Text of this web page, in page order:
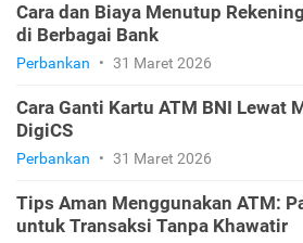
Cara dan Biaya Menutup
di Berbagai Bank
Perbankan • 31 Maret 2026
Cara Ganti Kartu ATM BNI Lewat
DigiCS
Perbankan • 31 Maret 2026
Tips Aman Menggunakan ATM:
untuk Transaksi Tanpa Khawatir